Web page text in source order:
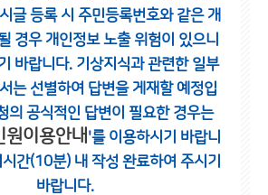
글 등록 시 주민등록번호와 같은 개
경우 개인정보 노출 위험이 있으니
바랍니다. 기상지식과 관련한 일부
는 선별하여 답변을 게재할 예정입
의 공식적인 답변이 필요한 경우는
이용안내 '를 이용하시기 바랍니
간(10분) 내 작성 완료하여 주시기
바랍니다.